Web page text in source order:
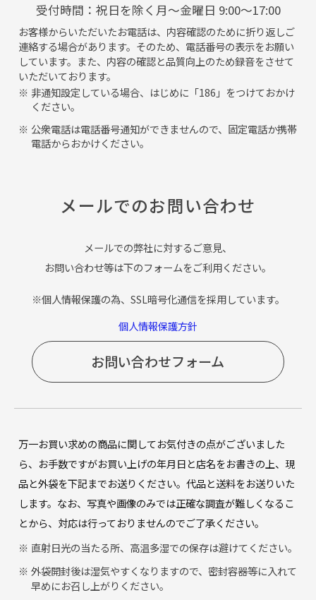
受付時間：祝日を除く月～金曜日 9:00～17:00
お客様からいただいたお電話は、内容確認のために折り返しご
連絡する場合があります。そのため、電話番号の表示をお願い
しています。また、内容の確認と品質向上のため録音をさせて
いただいております。
非通知設定している場合、はじめに「186」をつけておかけ
ください。
公衆電話は電話番号通知ができませんので、固定電話か携帯
電話からおかけください。
メールでのお問い合わせ
メールでの弊社に対するご意見、
お問い合わせ等は下のフォームをご利用ください。
※個人情報保護の為、SSL暗号化通信を採用しています。
個人情報保護方針
お問い合わせフォーム
万一お買い求めの商品に関してお気付きの点がございました
ら、お手数ですがお買い上げの年月日と店名をお書きの上、現
品と外袋を下記までお送りください。代品と送料をお送りいた
します。なお、写真や画像のみでは正確な調査が難しくなるこ
とから、対応は行っておりませんのでご了承ください。
直射日光の当たる所、高温多湿での保存は避けてください。
外袋開封後は湿気やすくなりますので、密封容器等に入れて
早めにお召し上がりください。